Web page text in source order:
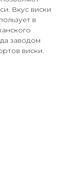
Вкус виски
в
заводом
виски.